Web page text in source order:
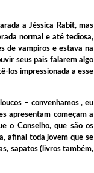
a Jéssica Rabit, mas
normal e até tediosa,
de vampiros e estava na
seus pais falarem algo
los impressionada a esse
– convenhamos , eu
apresentam começam a
o Conselho, que são os
afinal toda jovem que se
sapatos (livros também,